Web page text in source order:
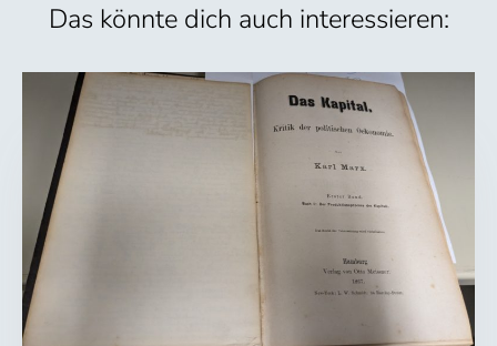
Das könnte dich auch interessieren: